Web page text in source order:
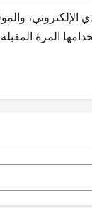
المرة